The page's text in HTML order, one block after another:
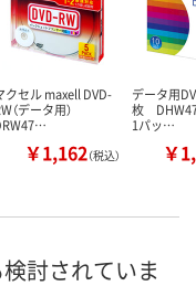
クセル maxell DVD-
（データ用）
￥1,162（税込）
データ用
枚
1パッ…
￥
討されていま